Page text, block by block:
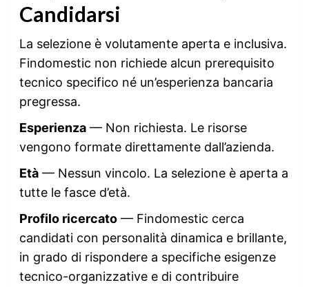
Candidarsi
La selezione è volutamente aperta e inclusiva.
Findomestic non richiede alcun prerequisito
tecnico specifico né un’esperienza bancaria
pregressa.
Esperienza— Non richiesta. Le risorse
vengono formate direttamente dall’azienda.
Età— Nessun vincolo. La selezione è aperta a
tutte le fasce d’età.
Profilo ricercato— Findomestic cerca
candidati con personalità dinamica e brillante,
in grado di rispondere a specifiche esigenze
tecnico-organizzative e di contribuire